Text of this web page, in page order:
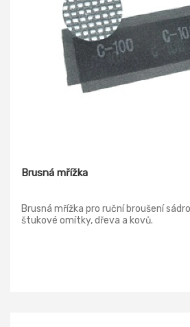
Brusná mřížka
Brusná mřížka pro ruční broušení
štukové omítky, dřeva a kovů.